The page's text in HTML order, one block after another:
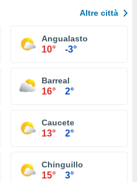
Altre città
Angualasto
10° -3°
Barreal
16° 2°
Caucete
13° 2°
Chinguillo
15° 3°